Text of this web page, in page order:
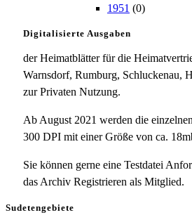
1951 (0)
Digitalisierte Ausgaben
der Heimatblätter für die
Warnsdorf, Rumburg, Schluckenau,
zur Privaten Nutzung.
Ab August 2021 werden die
300 DPI mit einer Größe von ca.
Sie können gerne eine Testdatei
das Archiv Registrieren als Mitglied.
Sudetengebiete